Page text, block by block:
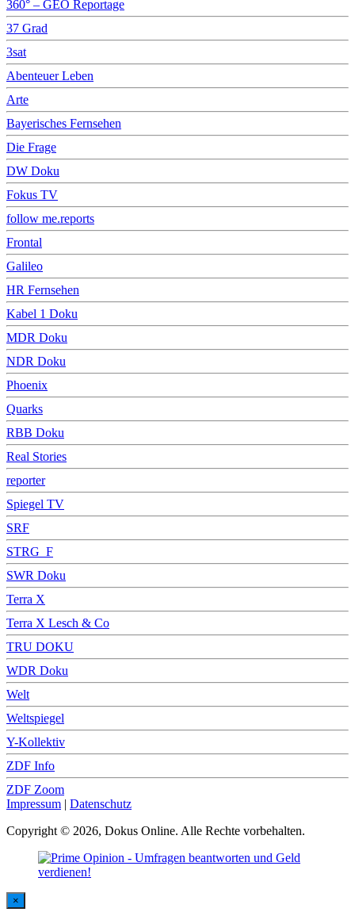
360° – GEO Reportage
37 Grad
3sat
Abenteuer Leben
Arte
Bayerisches Fernsehen
Die Frage
DW Doku
Fokus TV
follow me.reports
Frontal
Galileo
HR Fernsehen
Kabel 1 Doku
MDR Doku
NDR Doku
Phoenix
Quarks
RBB Doku
Real Stories
reporter
Spiegel TV
SRF
STRG_F
SWR Doku
Terra X
Terra X Lesch & Co
TRU DOKU
WDR Doku
Welt
Weltspiegel
Y-Kollektiv
ZDF Info
ZDF Zoom
Impressum | Datenschutz
Copyright © 2026, Dokus Online. Alle Rechte vorbehalten.
×